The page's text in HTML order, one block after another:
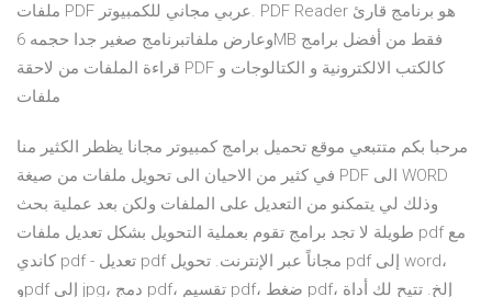
ملفات PDF عربي مجاني للكمبيوتر. PDF Reader هو برنامج قارئ
وعارض ملفاتبرنامج صغير جدا حجمه 6MB فقط من أفضل برامج
قراءة الملفات من لاحقة PDF كالكتب الالكترونية و الكتالوجات و
ملفات
مرحبا بكم متتبعي موقع تحميل برامج كمبيوتر مجانا يظطر الكثير منا
في كثير من الاحيان الى تحويل ملفات من صيغة PDF الى WORD
وذلك لي يتمكنو من التعديل على الملفات ولكن بعد عملية بحث
طويلة لا تجد برامج تقوم بعملية التحويل بشكل تعديل ملفات pdf مع
كاندي pdf - تعديل pdf مجاناً عبر الإنترنت. تحويل pdf إلى word،
وpdf إلى jpg، دمج pdf، تقسيم pdf، ضغط pdf، إلخ. تتيح لك أداة